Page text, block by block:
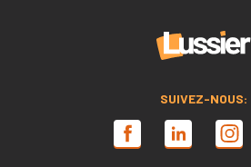
SUIVEZ-NOUS: